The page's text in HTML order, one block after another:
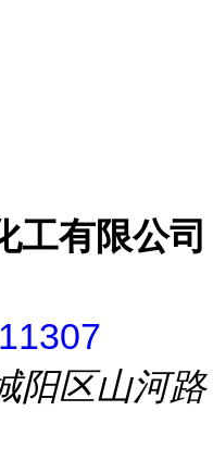
工有限公司
阳区山河路